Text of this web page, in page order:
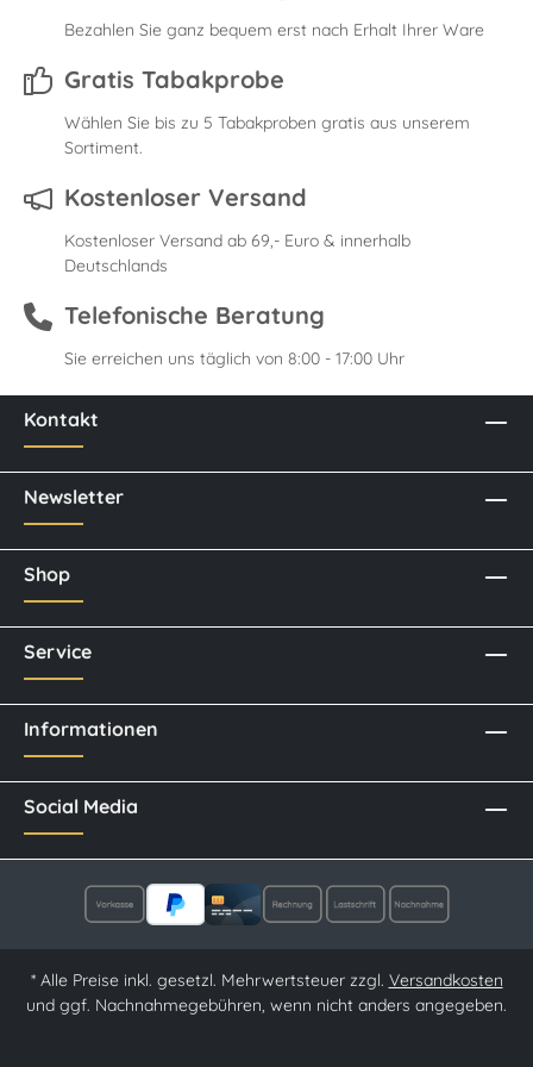
Bezahlen Sie ganz bequem erst nach Erhalt Ihrer Ware
Gratis Tabakprobe
Wählen Sie bis zu 5 Tabakproben gratis aus unserem
Sortiment.
Kostenloser Versand
Kostenloser Versand ab 69,- Euro & innerhalb
Deutschlands
Telefonische Beratung
Sie erreichen uns täglich von 8:00 - 17:00 Uhr
Kontakt
Newsletter
Social Media
Shop
Service
Informationen
* Alle Preise inkl. gesetzl. Mehrwertsteuer zzgl. Versandkosten
und ggf. Nachnahmegebühren, wenn nicht anders angegeben.